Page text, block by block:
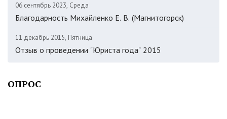
06 сентябрь 2023, Среда
Благодарность Михайленко Е. В. (Магнитогорск)
11 декабрь 2015, Пятница
Отзыв о проведении "Юриста года" 2015
ОПРОС